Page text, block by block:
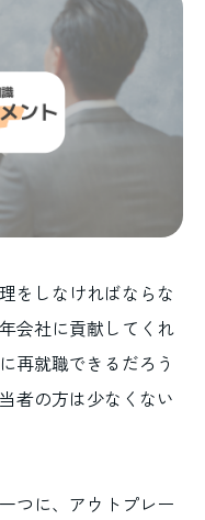
をしなければならな
会社に貢献してくれ
再就職できるだろう
者の方は少なくない
つに、アウトプレー